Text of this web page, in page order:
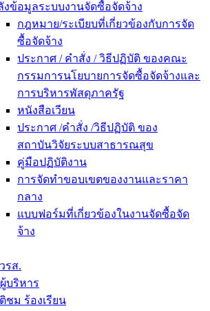
งข้อมูลระบบงานจัดซื้อจัดจ้าง
กฎหมาย/ระเบียบที่เกี่ยวข้องกับการจัด
ซื้อจัดจ้าง
ประกาศ / คำสั่ง / วิธีปฏิบัติ ของคณะ
กรรมการนโยบายการจัดซื้อจัดจ้างและ
การบริหารพัสดุภาครัฐ
หนังสือเวียน
ประกาศ /คำสั่ง /วิธีปฏิบัติ ของ
สถาบันวิจัยระบบสาธารณสุข
คู่มือปฏิบัติงาน
การจัดทำขอบเขตของงานและราคา
กลาง
แบบฟอร์มที่เกี่ยวข้องในงานจัดซื้อจัด
จ้าง
รส.
บริหาร
ชม ร้องเรียน